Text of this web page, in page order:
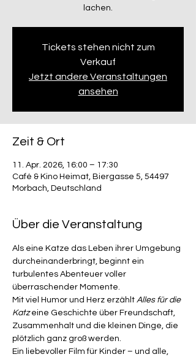
lachen.
Tickets stehen nicht zum
Verkauf
Jetzt andere Veranstaltungen
ansehen
Zeit & Ort
11. Apr. 2026, 16:00 – 17:30
Café & Kino Heimat, Biergasse 5, 54497
Morbach, Deutschland
Über die Veranstaltung
Als eine Katze das Leben ihrer Umgebung
durcheinanderbringt, beginnt ein
turbulentes Abenteuer voller
überraschender Momente.
Mit viel Humor und Herz erzählt Alles für die
Katz eine Geschichte über Freundschaft,
Zusammenhalt und die kleinen Dinge, die
plötzlich ganz groß werden.
Ein liebevoller Film für Kinder – und alle,